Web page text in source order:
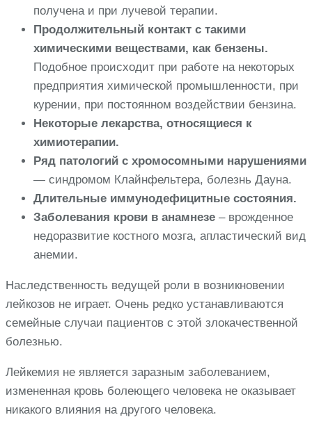
получена и при лучевой терапии.
Продолжительный контакт с такими
химическими веществами, как бензены.
Подобное происходит при работе на некоторых
предприятия химической промышленности, при
курении, при постоянном воздействии бензина.
Некоторые лекарства, относящиеся к
химиотерапии.
Ряд патологий с хромосомными нарушениями
— синдромом Клайнфельтера, болезнь Дауна.
Длительные иммунодефицитные состояния.
Заболевания крови в анамнезе – врожденное
недоразвитие костного мозга, апластический вид
анемии.
Наследственность ведущей роли в возникновении
лейкозов не играет. Очень редко устанавливаются
семейные случаи пациентов с этой злокачественной
болезнью.
Лейкемия не является заразным заболеванием,
измененная кровь болеющего человека не оказывает
никакого влияния на другого человека.